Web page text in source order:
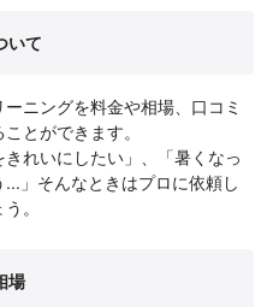
いて
ニングを料金や相場、口コミ
とができます。
きれいにしたい」、「暑くなっ
」そんなときはプロに依頼し
。
場